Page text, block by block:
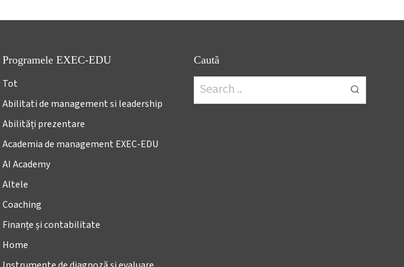
Programele EXEC-EDU
Tot
Abilitati de management si leadership
Abilități prezentare
Academia de management EXEC-EDU
AI Academy
Altele
Coaching
Finanțe și contabilitate
Home
Caută